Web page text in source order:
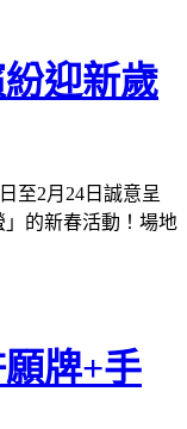
紛迎新歲
至2月24日誠意呈
的新春活動！場地
願牌+手